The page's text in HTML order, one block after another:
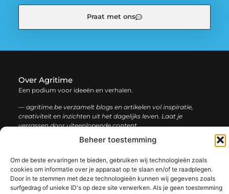
Beheer toestemming
Om de beste ervaringen te bieden, gebruiken wij technologieën zoals
cookies om informatie over je apparaat op te slaan en/of te raadplegen.
Door in te stemmen met deze technologieën kunnen wij gegevens zoals
surfgedrag of unieke ID's op deze site verwerken. Als je geen toestemming
Praat met ons
Over Agritime
Een podium voor ideeën en verhalen.
— agritime.be verzamelt blogs en artikelen vol inspiratie,
creativiteit en inzichten uit het dagelijks leven. Laat je
verrassen door uiteenlopende content.
informatie